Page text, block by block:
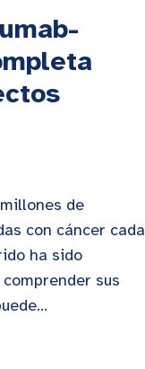
de
con cáncer cada
ha sido
sus